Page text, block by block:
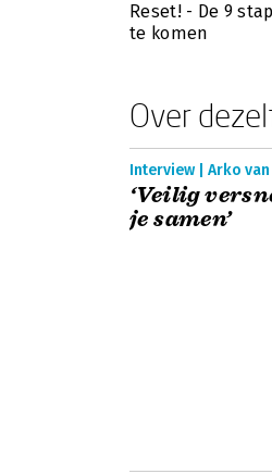
Reset! - De 9
te komen
Over
Interview | Arko
‘Veilig
je samen’